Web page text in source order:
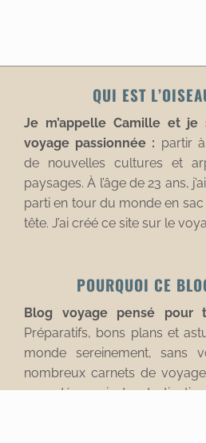
QUI EST
Je m’appelle Camille et je
voyage passionnée : partir
de nouvelles cultures et
paysages. À l’âge de 23 ans,
parti en tour du monde en
tête. J’ai créé ce site sur le
POURQUOI CE
Blog voyage pensé pour
Préparatifs, bons plans et
monde sereinement, sans
nombreux carnets de
pour découvrir des